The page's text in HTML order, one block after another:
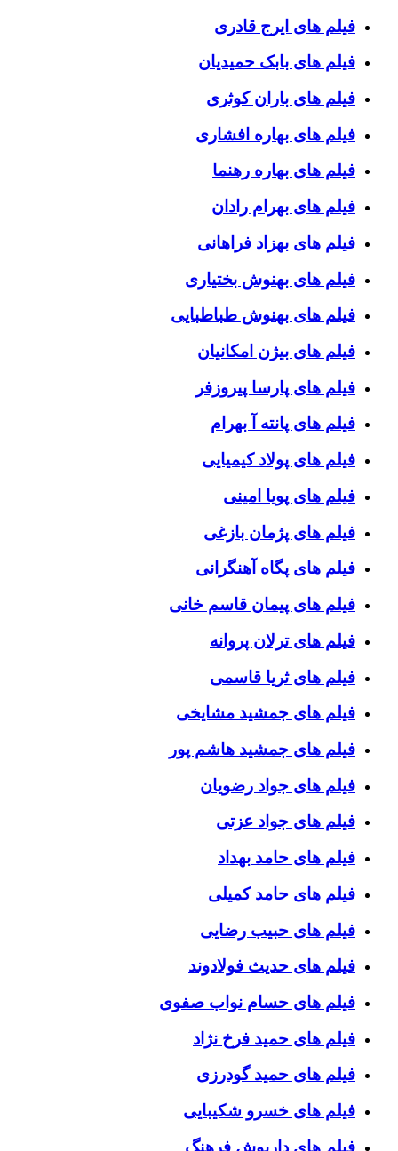
فیلم های ایرج قادری
فیلم های بابک حمیدیان
فیلم های باران کوثری
فیلم های بهاره افشاری
فیلم های بهاره رهنما
فیلم های بهرام رادان
فیلم های بهزاد فراهانی
فیلم های بهنوش بختیاری
فیلم های بهنوش طباطبایی
فیلم های بیژن امکانیان
فیلم های پارسا پیروزفر
فیلم های پانته آ بهرام
فیلم های پولاد کیمیایی
فیلم های پویا امینی
فیلم های پژمان بازغی
فیلم های پگاه آهنگرانی
فیلم های پیمان قاسم خانی
فیلم های ترلان پروانه
فیلم های ثریا قاسمی
فیلم های جمشید مشایخی
فیلم های جمشید هاشم پور
فیلم های جواد رضویان
فیلم های جواد عزتی
فیلم های حامد بهداد
فیلم های حامد کمیلی
فیلم های حبیب رضایی
فیلم های حدیث فولادوند
فیلم های حسام نواب صفوی
فیلم های حمید فرخ نژاد
فیلم های حمید گودرزی
فیلم های خسرو شکیبایی
فیلم های داریوش فرهنگ